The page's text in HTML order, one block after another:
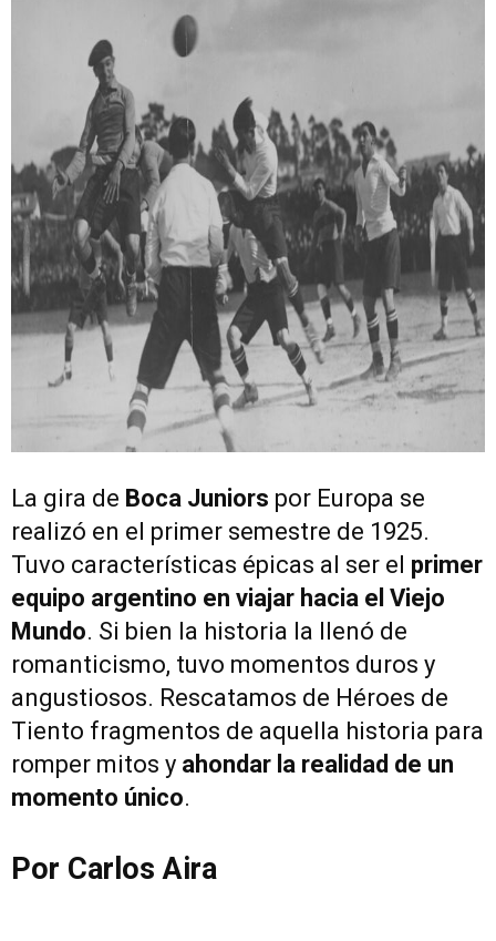
La gira de Boca Juniors por Europa se
realizó en el primer semestre de 1925.
Tuvo características épicas al ser el primer
equipo argentino en viajar hacia el Viejo
Mundo. Si bien la historia la llenó de
romanticismo, tuvo momentos duros y
angustiosos. Rescatamos de Héroes de
Tiento fragmentos de aquella historia para
romper mitos y ahondar la realidad de un
momento único.
Por Carlos Aira